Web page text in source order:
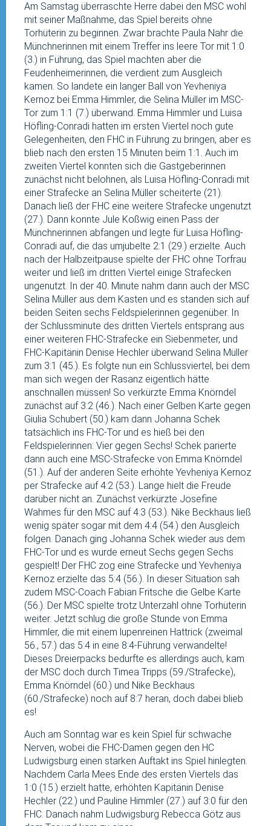
Am Samstag überraschte Herre dabei den MSC wohl
mit seiner Maßnahme, das Spiel bereits ohne
Torhüterin zu beginnen. Zwar brachte Paula Nahr die
Münchnerinnen mit einem Treffer ins leere Tor mit 1:0
(3.) in Führung, das Spiel machten aber die
Feudenheimerinnen, die verdient zum Ausgleich
kamen. So landete ein langer Ball von Yevheniya
Kernoz bei Emma Himmler, die Selina Müller im MSC-
Tor zum 1:1 (7.) überwand. Emma Himmler und Luisa
Höfling-Conradi hatten im ersten Viertel noch gute
Gelegenheiten, den FHC in Führung zu bringen, aber es
blieb nach den ersten 15 Minuten beim 1:1. Auch im
zweiten Viertel konnten sich die Gastgeberinnen
zunächst nicht belohnen, als Luisa Höfling-Conradi mit
einer Strafecke an Selina Müller scheiterte (21).
Danach ließ der FHC eine weitere Strafecke ungenutzt
(27.). Dann konnte Jule Koßwig einen Pass der
Münchnerinnen abfangen und legte für Luisa Höfling-
Conradi auf, die das umjubelte 2:1 (29.) erzielte. Auch
nach der Halbzeitpause spielte der FHC ohne Torfrau
weiter und ließ im dritten Viertel einige Strafecken
ungenutzt. In der 40. Minute nahm dann auch der MSC
Selina Müller aus dem Kasten und es standen sich auf
beiden Seiten sechs Feldspielerinnen gegenüber. In
der Schlussminute des dritten Viertels entsprang aus
einer weiteren FHC-Strafecke ein Siebenmeter, und
FHC-Kapitänin Denise Hechler überwand Selina Müller
zum 3:1 (45.). Es folgte nun ein Schlussviertel, bei dem
man sich wegen der Rasanz eigentlich hätte
anschnallen müssen! So verkürzte Emma Knörndel
zunächst auf 3:2 (46.). Nach einer Gelben Karte gegen
Giulia Schubert (50.) kam dann Johanna Schek
tatsächlich ins FHC-Tor und es hieß bei den
Feldspielerinnen: Vier gegen Sechs! Schek parierte
dann auch eine MSC-Strafecke von Emma Knörndel
(51.). Auf der anderen Seite erhöhte Yevheniya Kernoz
per Strafecke auf 4:2 (53.). Lange hielt die Freude
darüber nicht an. Zunächst verkürzte Josefine
Wahmes für den MSC auf 4:3 (53.). Nike Beckhaus ließ
wenig später sogar mit dem 4:4 (54.) den Ausgleich
folgen. Danach ging Johanna Schek wieder aus dem
FHC-Tor und es wurde erneut Sechs gegen Sechs
gespielt! Der FHC zog eine Strafecke und Yevheniya
Kernoz erzielte das 5:4 (56.). In dieser Situation sah
zudem MSC-Coach Fabian Fritsche die Gelbe Karte
(56.). Der MSC spielte trotz Unterzahl ohne Torhüterin
weiter. Jetzt schlug die große Stunde von Emma
Himmler, die mit einem lupenreinen Hattrick (zweimal
56., 57.) das 5:4 in eine 8:4-Führung verwandelte!
Dieses Dreierpacks bedurfte es allerdings auch, kam
der MSC doch durch Timea Tripps (59./Strafecke),
Emma Knörndel (60.) und Nike Beckhaus
(60./Strafecke) noch auf 8:7 heran, doch dabei blieb
es!
Auch am Sonntag war es kein Spiel für schwache
Nerven, wobei die FHC-Damen gegen den HC
Ludwigsburg einen starken Auftakt ins Spiel hinlegten.
Nachdem Carla Mees Ende des ersten Viertels das
1:0 (15.) erzielt hatte, erhöhten Kapitänin Denise
Hechler (22.) und Pauline Himmler (27.) auf 3:0 für den
FHC. Danach nahm Ludwigsburg Rebecca Götz aus